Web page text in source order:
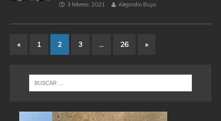
3 febrero, 2021 Alejandro Buyo
« 1 2 3 … 26 »